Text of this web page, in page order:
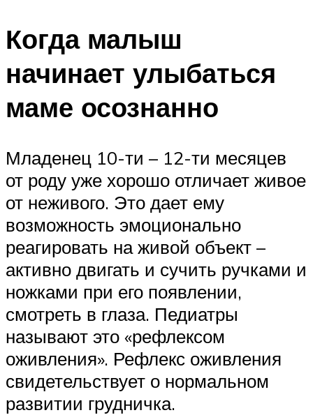
Когда малыш
начинает улыбаться
маме осознанно
Младенец 10-ти – 12-ти месяцев
от роду уже хорошо отличает живое
от неживого. Это дает ему
возможность эмоционально
реагировать на живой объект –
активно двигать и сучить ручками и
ножками при его появлении,
смотреть в глаза. Педиатры
называют это «рефлексом
оживления». Рефлекс оживления
свидетельствует о нормальном
развитии грудничка.